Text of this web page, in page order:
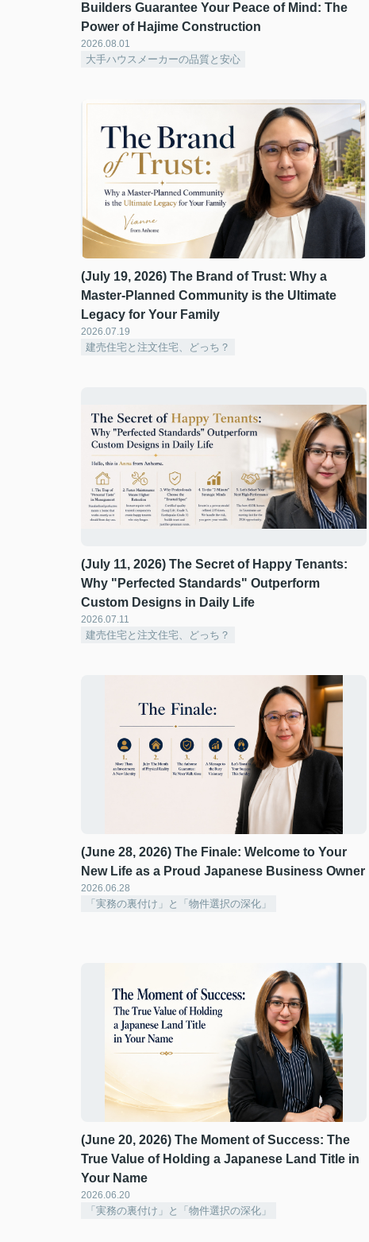
Builders Guarantee Your Peace of Mind: The
Power of Hajime Construction
2026.08.01
大手ハウスメーカーの品質と安心
(July 19, 2026) The Brand of Trust: Why a
Master-Planned Community is the Ultimate
Legacy for Your Family
2026.07.19
建売住宅と注文住宅、どっち？
(July 11, 2026) The Secret of Happy Tenants:
Why "Perfected Standards" Outperform
Custom Designs in Daily Life
2026.07.11
建売住宅と注文住宅、どっち？
(June 28, 2026) The Finale: Welcome to Your
New Life as a Proud Japanese Business Owner
2026.06.28
「実務の裏付け」と「物件選択の深化」
(June 20, 2026) The Moment of Success: The
True Value of Holding a Japanese Land Title in
Your Name
2026.06.20
「実務の裏付け」と「物件選択の深化」